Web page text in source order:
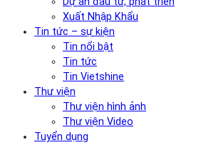
Xuất Nhập Khẩu
Tin tức – sự kiện
Tin nổi bật
Tin tức
Tin Vietshine
Thư viện
Thư viện hình ảnh
Thư viện Video
Tuyển dụng